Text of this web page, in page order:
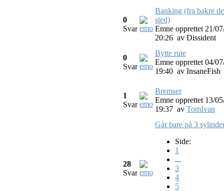
0
Svar
Banking (fra bakre
sted)
Emne opprettet 21/
20:26 av Dissident
0
Svar
Bytte rute
Emne opprettet 04/
19:40 av InsaneFish
1
Svar
Bremser
Emne opprettet 13/
19:37 av TomIvan
28
Svar
Går bare på 3
Side:
1
...
3
4
5